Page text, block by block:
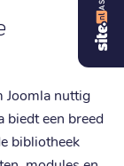
Joomla nuttig
biedt een breed
bibliotheek